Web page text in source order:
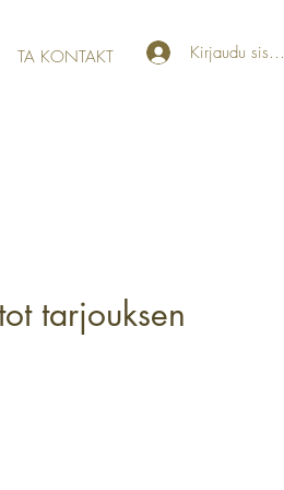
TA KONTAKT Kirjaudu sisään
tarjouksen